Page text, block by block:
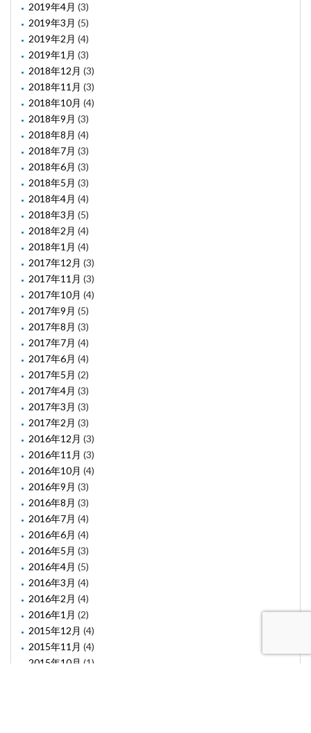
2019年4月 (3)
2019年3月 (5)
2019年2月 (4)
2019年1月 (3)
2018年12月 (3)
2018年11月 (3)
2018年10月 (4)
2018年9月 (3)
2018年8月 (4)
2018年7月 (3)
2018年6月 (3)
2018年5月 (3)
2018年4月 (4)
2018年3月 (5)
2018年2月 (4)
2018年1月 (4)
2017年12月 (3)
2017年11月 (3)
2017年10月 (4)
2017年9月 (5)
2017年8月 (3)
2017年7月 (4)
2017年6月 (4)
2017年5月 (2)
2017年4月 (3)
2017年3月 (3)
2017年2月 (3)
2016年12月 (3)
2016年11月 (3)
2016年10月 (4)
2016年9月 (3)
2016年8月 (3)
2016年7月 (4)
2016年6月 (4)
2016年5月 (3)
2016年4月 (5)
2016年3月 (4)
2016年2月 (4)
2016年1月 (2)
2015年12月 (4)
2015年11月 (4)
2015年10月 (1)